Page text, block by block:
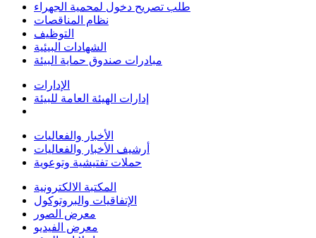
طلب تصريح دخول لمحمية الجهراء
نظام المناقصات
التوظيف
الشهادات البيئية
مبادرات صندوق حماية البيئة
الإدارات
إدارات الهيئة العامة للبيئة
الأخبار والفعاليات
أرشيف الأخبار والفعاليات
حملات تفتيشية وتوعوية
المكتبة الالكترونية
الإتفاقيات والبروتوكول
معرض الصور
معرض الفيديو